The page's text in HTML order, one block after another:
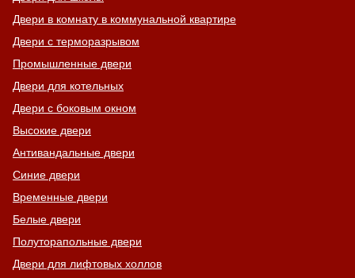
Двери в комнату в коммунальной квартире
Двери с терморазрывом
Промышленные двери
Двери для котельных
Двери с боковым окном
Высокие двери
Антивандальные двери
Синие двери
Временные двери
Белые двери
Полуторапольные двери
Двери для лифтовых холлов